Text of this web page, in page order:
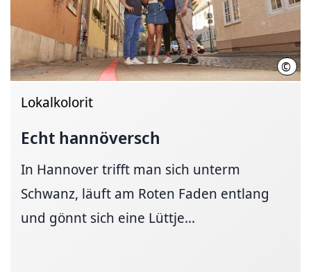
©
Lokalkolorit
Echt hannöversch
In Hannover trifft man sich unterm
Schwanz, läuft am Roten Faden entlang
und gönnt sich eine Lüttje...